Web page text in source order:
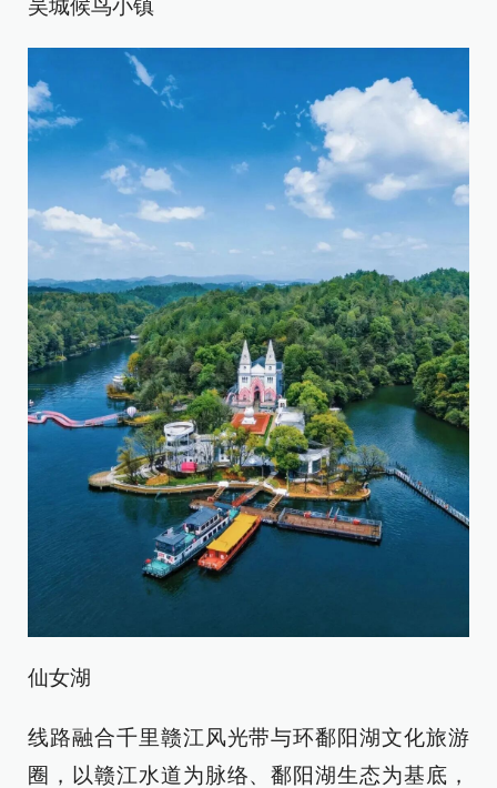
吴城候鸟小镇
仙女湖
线路融合千里赣江风光带与环鄱阳湖文化旅游
圈，以赣江水道为脉络、鄱阳湖生态为基底，